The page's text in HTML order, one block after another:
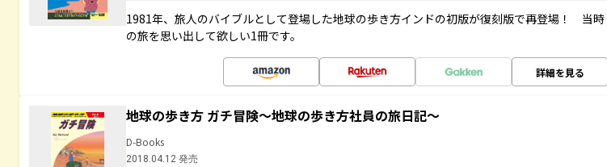
1981年、旅人のバイブルとして登場した地球の歩き方インドの初版が復刻版で再登場！ 当時
の旅を思い出して欲しい1冊です。
詳細を見る
地球の歩き方 ガチ冒険～地球の歩き方社員の旅日記～
D-Books
2018.04.12 発売